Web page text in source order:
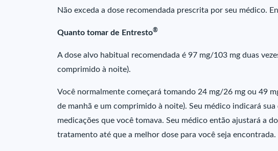
Não exceda a dose recomendada prescrita por seu médico.
Quanto tomar de Entresto®
A dose alvo habitual recomendada é 97 mg/103 mg duas
comprimido à noite).
Você normalmente começará tomando 24 mg/26 mg ou 49
de manhã e um comprimido à noite). Seu médico indicará
medicações que você tomava. Seu médico então ajustará a
tratamento até que a melhor dose para você seja encontrada.